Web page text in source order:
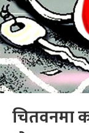
चितवनमा